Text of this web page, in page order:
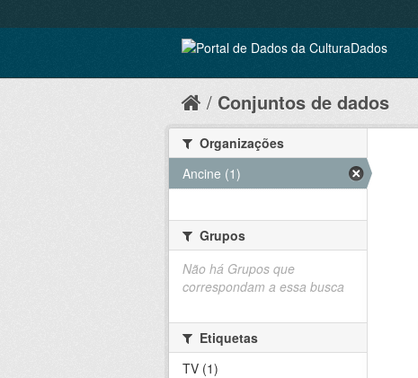
Conjuntos de dados
Organizações
Ancine (1)
Grupos
Não há Grupos que
correspondam a essa busca
Etiquetas
TV (1)